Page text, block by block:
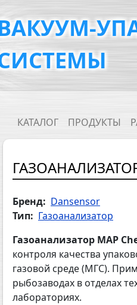
Main navigation
КАТАЛОГ ПРОДУКТЫ
ГАЗОАНАЛИЗАТОР
Бренд
Dansensor
Тип
Газоанализатор
Газоанализатор MAP
контроля качества
газовой среде (МГС).
рыбозаводах в отделах
лабораториях.